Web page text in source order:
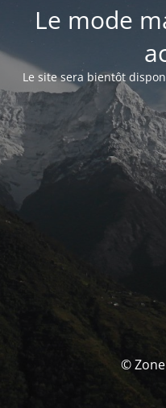
Le mode
Le site sera bientôt
© Zone